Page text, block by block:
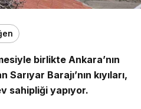
birlikte Ankara’nın
Sarıyar Barajı’nın kıyıları,
sahipliği yapıyor.